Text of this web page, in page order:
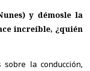
y démosle la
increíble, ¿quién
la conducción,